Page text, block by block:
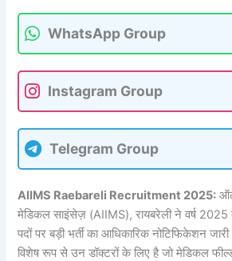
WhatsApp Group
Instagram Group
Telegram Group
AIIMS Raebareli Recruitment 2025:
मेडिकल साइंसेज़ (AIIMS), रायबरेली ने वर्ष 2025
पदों पर बड़ी भर्ती का आधिकारिक नोटिफिकेशन
विशेष रूप से उन डॉक्टरों के लिए है जो मेडिकल